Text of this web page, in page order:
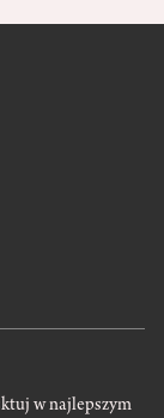
w najlepszym